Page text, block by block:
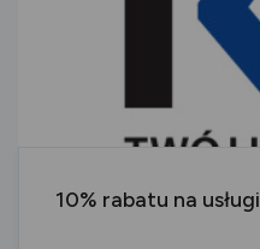
10% rabatu na usługi